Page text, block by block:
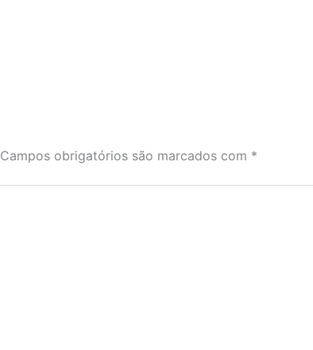
Campos obrigatórios são marcados com *